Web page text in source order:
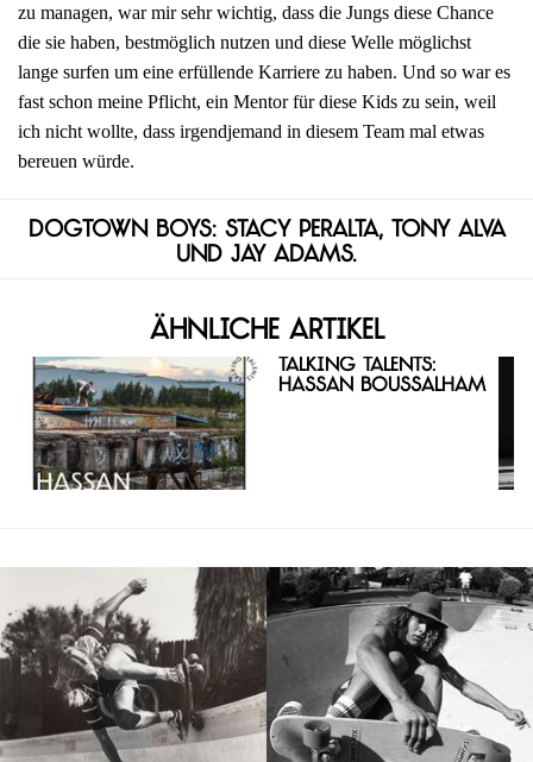
zu managen, war mir sehr wichtig, dass die Jungs diese Chance
die sie haben, bestmöglich nutzen und diese Welle möglichst
lange surfen um eine erfüllende Karriere zu haben. Und so war es
fast schon meine Pflicht, ein Mentor für diese Kids zu sein, weil
ich nicht wollte, dass irgendjemand in diesem Team mal etwas
bereuen würde.
Dogtown Boys: Stacy Peralta, Tony Alva
und Jay Adams.
Ähnliche Artikel
Talking Talents:
Hassan Boussalham